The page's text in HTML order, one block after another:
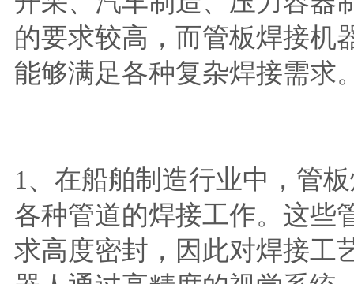
的要求较高，而管板焊接机
能够满足各种复杂焊接需求
1、在船舶制造行业中，管
各种管道的焊接工作。这些
求高度密封，因此对焊接工